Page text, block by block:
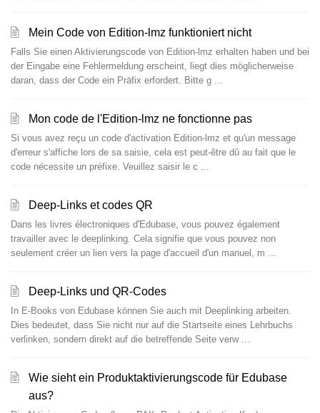
Mein Code von Edition-lmz funktioniert nicht
Falls Sie einen Aktivierungscode von Edition-lmz erhalten haben und bei
der Eingabe eine Fehlermeldung erscheint, liegt dies möglicherweise
daran, dass der Code ein Präfix erfordert. Bitte g ...
Mon code de l'Edition-lmz ne fonctionne pas
Si vous avez reçu un code d'activation Edition-lmz et qu'un message
d'erreur s'affiche lors de sa saisie, cela est peut-être dû au fait que le
code nécessite un préfixe. Veuillez saisir le c ...
Deep-Links et codes QR
Dans les livres électroniques d'Edubase, vous pouvez également
travailler avec le deeplinking. Cela signifie que vous pouvez non
seulement créer un lien vers la page d'accueil d'un manuel, m ...
Deep-Links und QR-Codes
In E-Books von Edubase können Sie auch mit Deeplinking arbeiten.
Dies bedeutet, dass Sie nicht nur auf die Startseite eines Lehrbuchs
verlinken, sondern direkt auf die betreffende Seite verw ...
Wie sieht ein Produktaktivierungscode für Edubase
aus?